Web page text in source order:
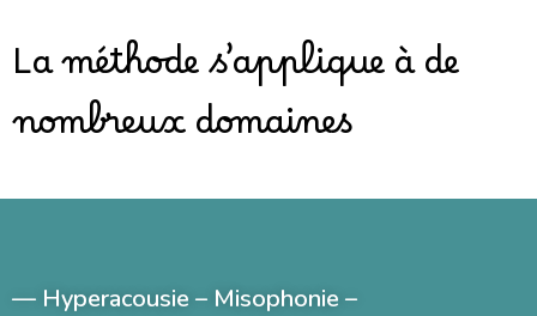
La méthode s’applique à de
nombreux domaines
— Hyperacousie – Misophonie –